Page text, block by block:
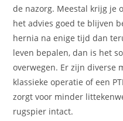
de nazorg. Meestal krijg je
het advies goed te blijven
hernia na enige tijd dan
leven bepalen, dan is het
overwegen. Er zijn diverse
klassieke operatie of een
zorgt voor minder
rugspier intact.